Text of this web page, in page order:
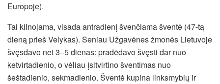
Europoje).
Tai kilnojama, visada antradienį švenčiama šventė (47-tą
dieną prieš Velykas). Seniau Užgavėnes žmonės Lietuvoje
švęsdavo net 3–5 dienas: pradėdavo švęsti dar nuo
ketvirtadienio, o vėliau įsitvirtino šventimas nuo
šeštadienio, sekmadienio. Šventė kupina linksmybių ir